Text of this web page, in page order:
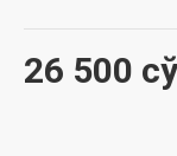
26 500